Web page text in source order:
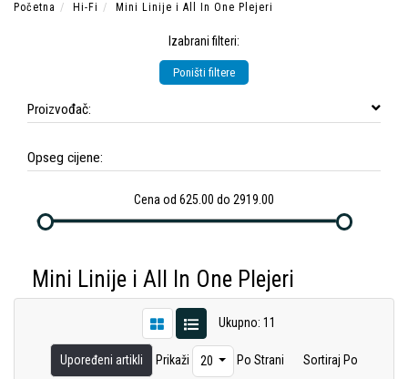
Početna Hi-Fi Mini Linije i All In One Plejeri
Izabrani filteri:
Poništi filtere
Proizvođač:
Opseg cijene:
Cena od 625.00 do 2919.00
Mini Linije i All In One Plejeri
Ukupno: 11
Upoređeni artikli Prikaži 20 Po Strani Sortiraj Po